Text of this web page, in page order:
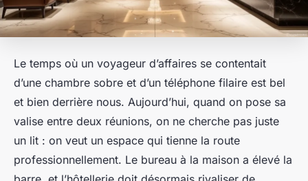
Le temps où un voyageur d’affaires se contentait
d’une chambre sobre et d’un téléphone filaire est bel
et bien derrière nous. Aujourd’hui, quand on pose sa
valise entre deux réunions, on ne cherche pas juste
un lit : on veut un espace qui tienne la route
professionnellement. Le bureau à la maison a élevé la